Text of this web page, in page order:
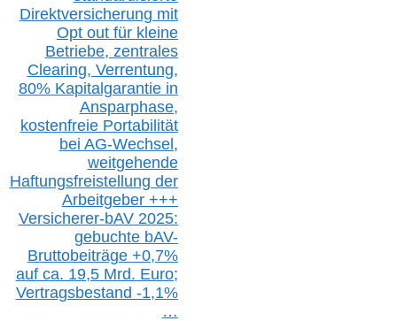
Direktversicherung mit
Opt outfür kleine
Betriebe, zentrales
Clearing, Verrentung,
80% Kapitalgarantie in
Ansparphase,
kostenfreie Portabilität
bei AG-Wechsel,
weitgehende
Haftungsfreistellung der
Arbeitgeber +++
Versicherer-bAV2025:
gebuchte bAV-
Bruttobeiträge +0,7%
auf ca. 19,5 Mrd. Euro;
Vertragsbestand -1,1%
…